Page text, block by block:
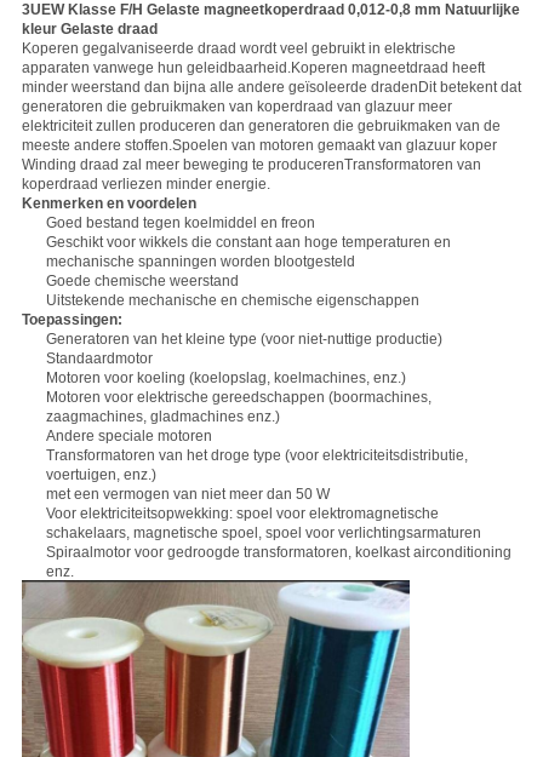
3UEW Klasse F/H Gelaste magneetkoperdraad 0,012-0,8 mm Natuurlijke
kleur Gelaste draad
Koperen gegalvaniseerde draad wordt veel gebruikt in elektrische
apparaten vanwege hun geleidbaarheid.Koperen magneetdraad heeft
minder weerstand dan bijna alle andere geïsoleerde dradenDit betekent dat
generatoren die gebruikmaken van koperdraad van glazuur meer
elektriciteit zullen produceren dan generatoren die gebruikmaken van de
meeste andere stoffen.Spoelen van motoren gemaakt van glazuur koper
Winding draad zal meer beweging te producerenTransformatoren van
koperdraad verliezen minder energie.
Kenmerken en voordelen
Goed bestand tegen koelmiddel en freon
Geschikt voor wikkels die constant aan hoge temperaturen en
mechanische spanningen worden blootgesteld
Goede chemische weerstand
Uitstekende mechanische en chemische eigenschappen
Toepassingen:
Generatoren van het kleine type (voor niet-nuttige productie)
Standaardmotor
Motoren voor koeling (koelopslag, koelmachines, enz.)
Motoren voor elektrische gereedschappen (boormachines,
zaagmachines, gladmachines enz.)
Andere speciale motoren
Transformatoren van het droge type (voor elektriciteitsdistributie,
voertuigen, enz.)
met een vermogen van niet meer dan 50 W
Voor elektriciteitsopwekking: spoel voor elektromagnetische
schakelaars, magnetische spoel, spoel voor verlichtingsarmaturen
Spiraalmotor voor gedroogde transformatoren, koelkast airconditioning
enz.